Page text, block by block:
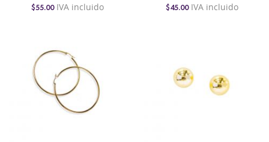
$55.00IVA incluido $45.00IVA incluido